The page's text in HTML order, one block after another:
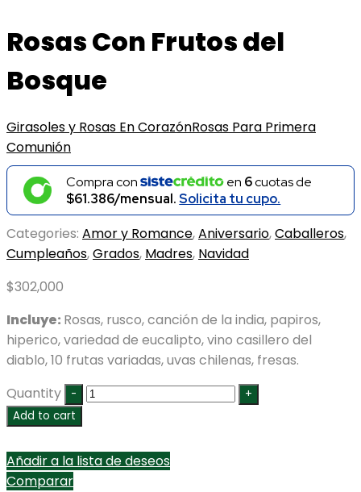
Rosas Con Frutos del
Bosque
Girasoles y Rosas En CorazónRosas Para Primera
Comunión
Compra con en 6cuotas de
$61.386/mensual.Solicita tu cupo.
Categories: Amor y Romance,Aniversario,Caballeros,
Cumpleaños,Grados, Madres, Navidad
$302,000
Incluye: Rosas, rusco, canción de la india, papiros,
hiperico, variedad de eucalipto, vino casillero del
diablo, 10 frutas variadas, uvas chilenas, fresas.
Quantity
Add to cart
Añadir a la lista de deseos
Comparar